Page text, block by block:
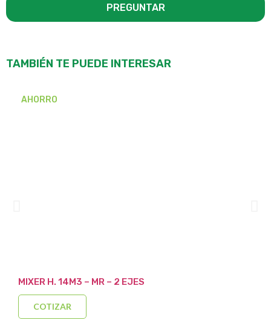
PREGUNTAR
TAMBIÉN TE PUEDE INTERESAR
AHORRO
MIXER H. 14M3 – MR – 2 EJES
COTIZAR